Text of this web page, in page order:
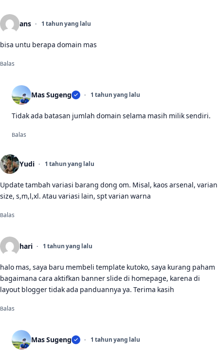
ans 1 tahun yang lalu
bisa untu berapa domain mas
Balas
Mas Sugeng 1 tahun yang lalu
Tidak ada batasan jumlah domain selama masih milik sendiri.
Balas
Yudi 1 tahun yang lalu
Update tambah variasi barang dong om. Misal, kaos arsenal, varian
size, s,m,l,xl. Atau variasi lain, spt varian warna
Balas
hari 1 tahun yang lalu
halo mas, saya baru membeli template kutoko, saya kurang paham
bagaimana cara aktifkan banner slide di homepage, karena di
layout blogger tidak ada panduannya ya. Terima kasih
Balas
Mas Sugeng 1 tahun yang lalu